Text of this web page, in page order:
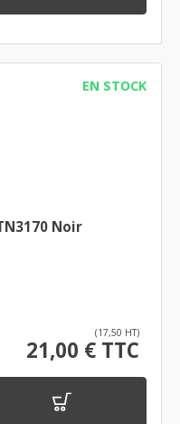
EN STOCK
Noir
(17,50 HT)
21,00 € TTC